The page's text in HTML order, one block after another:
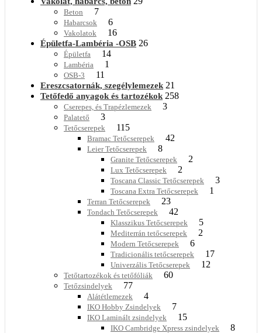
Beton 7
Habarcsok 6
Vakolatok 16
Épületfa-Lambéria -OSB 26
Épületfa 14
Lambéria 1
OSB-3 11
Ereszcsatornák, szegélylemezek 21
Tetőfedő anyagok és tartozékok 258
Cserepes, és Trapézlemezek 3
Palatető 3
Tetőcserepek 115
Bramac Tetőcserepek 42
Leier Tetőcserepek 8
Granite Tetőcserepek 2
Lux Tetőcserepek 2
Toscana Classic Tetőcserepek 3
Toscana Extra Tetőcserepek 1
Terran Tetőcserepek 23
Tondach Tetőcserepek 42
Klasszikus Tetőcserepek 5
Mediterrán tetőcserepek 2
Modern Tetőcserepek 6
Tradicionális tetőcserepek 17
Univerzális Tetőcserepek 12
Tetőtartozékok és tetőfóliák 60
Tetőzsindelyek 77
Alátétlemezek 4
IKO Hobby Zsindelyek 7
IKO Laminált zsindelyek 15
IKO Cambridge Xpress zsindelyek 8